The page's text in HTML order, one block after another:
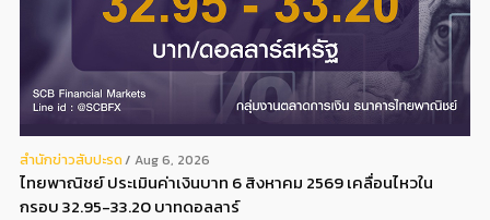
สํานักข่าวสับปะรด Aug 6, 2026
ไทยพาณิชย์ ประเมินค่าเงินบาท 6 สิงหาคม 2569 เคลื่อนไหวใน
กรอบ 32.95-33.20 บาทดอลลาร์